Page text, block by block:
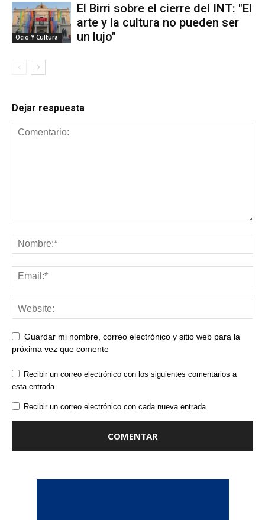
Ocio Y Cultura
El Birri sobre el cierre del INT: "El
arte y la cultura no pueden ser
un lujo"
Dejar respuesta
Guardar mi nombre, correo electrónico y sitio web para la
próxima vez que comente
Recibir un correo electrónico con los siguientes comentarios a
esta entrada.
Recibir un correo electrónico con cada nueva entrada.